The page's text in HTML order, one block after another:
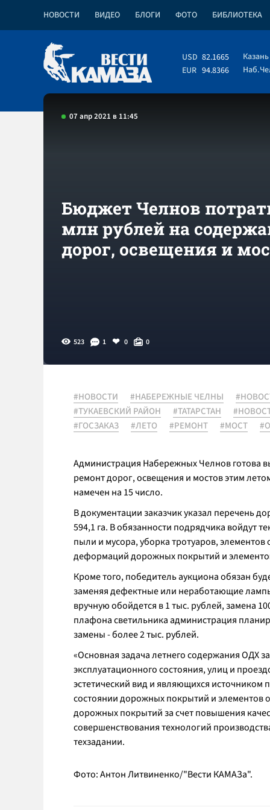
НОВОСТИ ВИДЕО БЛОГИ ФОТО БИБЛИОТЕКА
USD 82.1665
EUR 94.8366
Казань
07 апр 2021 в 11:45
Бюджет Челнов
млн рублей на
дорог, освещения и
523 1 0 0
#НОВОСТИ #НАБЕРЕЖНЫЕ ЧЕЛНЫ
#ТУКАЕВСКИЙ РАЙОН
#ТАТАРСТАН
#ГОСЗАКАЗ
#ЛЕТО #РЕМОНТ #МОСТ
Администрация Набережных Челнов готова
ремонт дорог, освещения и мостов этим
намечен на 15 число.
В документации заказчик указал перечень
594,1 га. В обязанности подрядчика войдут
пыли и мусора, уборка тротуаров,
деформаций дорожных покрытий и
Кроме того, победитель аукциона обязан
заменяя дефектные или неработающие
вручную обойдется в 1 тыс. рублей, замена
плафона светильника администрация
замены - более 2 тыс. рублей.
«Основная задача летнего содержания ОДХ
эксплуатационного состояния, улиц и
эстетический вид и являющихся
состоянии дорожных покрытий и элементов
дорожных покрытий за счет повышения
совершенствования технологий
техзадании.
Фото: Антон Литвиненко/"Вести КАМАЗа".